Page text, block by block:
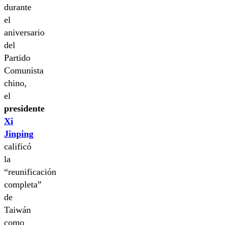
durante
el
aniversario
del
Partido
Comunista
chino,
el
presidente
Xi
Jinping
calificó
la
“reunificación
completa”
de
Taiwán
como